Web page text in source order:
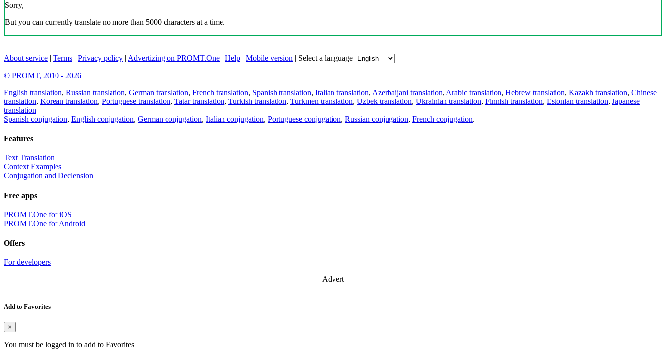
Sorry,
But you can currently translate no more than 5000 characters at a time.
About service | Terms | Privacy policy | Advertizing on PROMT.One | Help | Mobile version | Select a language
© PROMT, 2010 - 2026
English translation, Russian translation, German translation, French translation, Spanish translation, Italian translation, Azerbaijani translation, Arabic translation, Hebrew translation, Kazakh translation, Chinese
translation, Korean translation, Portuguese translation, Tatar translation, Turkish translation, Turkmen translation, Uzbek translation, Ukrainian translation, Finnish translation, Estonian translation, Japanese
translation
Spanish conjugation, English conjugation, German conjugation, Italian conjugation, Portuguese conjugation, Russian conjugation, French conjugation.
Features
Text Translation
Context Examples
Conjugation and Declension
Free apps
PROMT.One for iOS
PROMT.One for Android
Offers
For developers
Advert
Add to Favorites
×
You must be logged in to add to Favorites